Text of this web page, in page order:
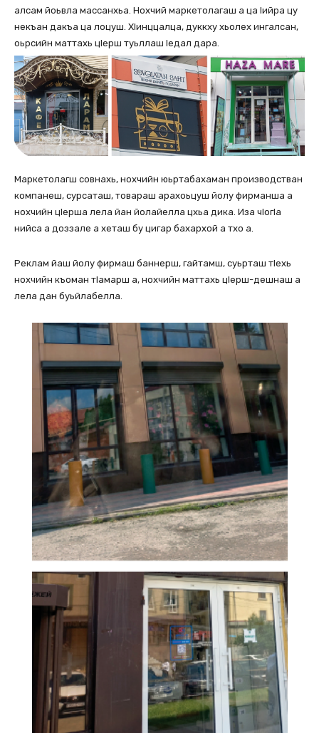
алсам йоьвла массанхьа. Нохчий маркетолагаш а ца Iийра цу
некъан дакъа ца лоцуш. ХIинццалца, дуккху хьолех ингалсан,
оьрсийн маттахь цIерш туьллаш Iедал дара.
Маркетолагш совнахь, нохчийн юьртабахаман производстван
компанеш, сурсаташ, товараш арахоьцуш йолу фирманша а
нохчийн цIерша лела йан йолайелла цхьа дика. Иза чIогIа
нийса а доззале а хеташ бу цигар бахархой а тхо а.
Реклам йаш йолу фирмаш баннерш, гайтамш, суьрташ тIехь
нохчийн къоман тIамарш а, нохчийн маттахь цIерш-дешнаш а
лела дан буьйлабелла.